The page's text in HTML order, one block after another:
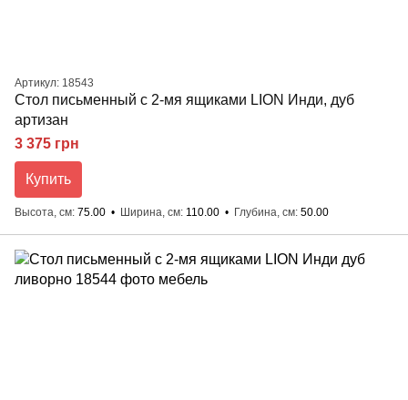
Артикул: 18543
Стол письменный с 2-мя ящиками LION Инди, дуб
артизан
3 375 грн
Купить
Высота, см 75.00 Ширина, см 110.00 Глубина, см 50.00